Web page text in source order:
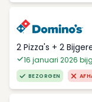
2 Pizza's + 2
16 januari 2026
BEZORGEN